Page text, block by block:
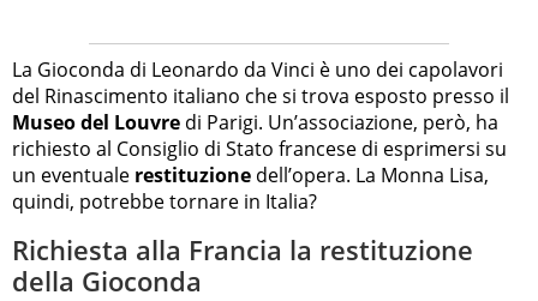
La Gioconda di Leonardo da Vinci è uno dei capolavori
del Rinascimento italiano che si trova esposto presso il
Museo del Louvre di Parigi. Un’associazione, però, ha
richiesto al Consiglio di Stato francese di esprimersi su
un eventuale restituzione dell’opera. La Monna Lisa,
quindi, potrebbe tornare in Italia?
Richiesta alla Francia la restituzione
della Gioconda